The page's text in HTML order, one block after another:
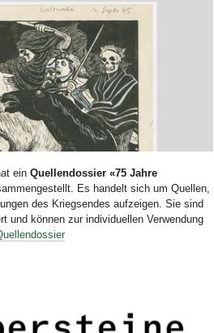
ein Quellendossier «75 Jahre
Es handelt sich um Quellen,
des Kriegsendes aufzeigen. Sie sind
und können zur individuellen Verwendung